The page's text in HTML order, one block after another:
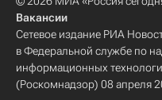
Вакансии
Сетевое издание РИА
в Федеральной службе по
информационных
(Роскомнадзор) 08 апреля